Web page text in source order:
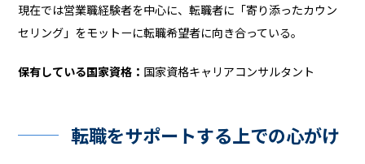
現在では営業職経験者を中心に、転職者に「寄り添ったカウン
セリング」をモットーに転職希望者に向き合っている。
保有している国家資格： 国家資格キャリアコンサルタント
転職をサポートする上での心がけ